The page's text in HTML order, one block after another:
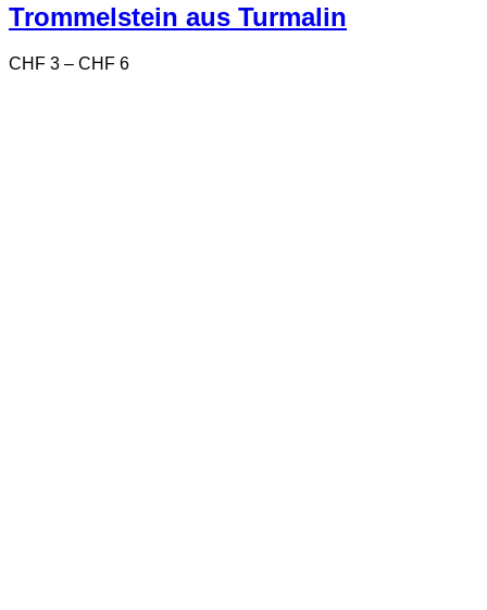
Varianten
auf.
Optionen
Trommelstein aus Turmalin
CHF 3 – CHF 6Preisspanne: